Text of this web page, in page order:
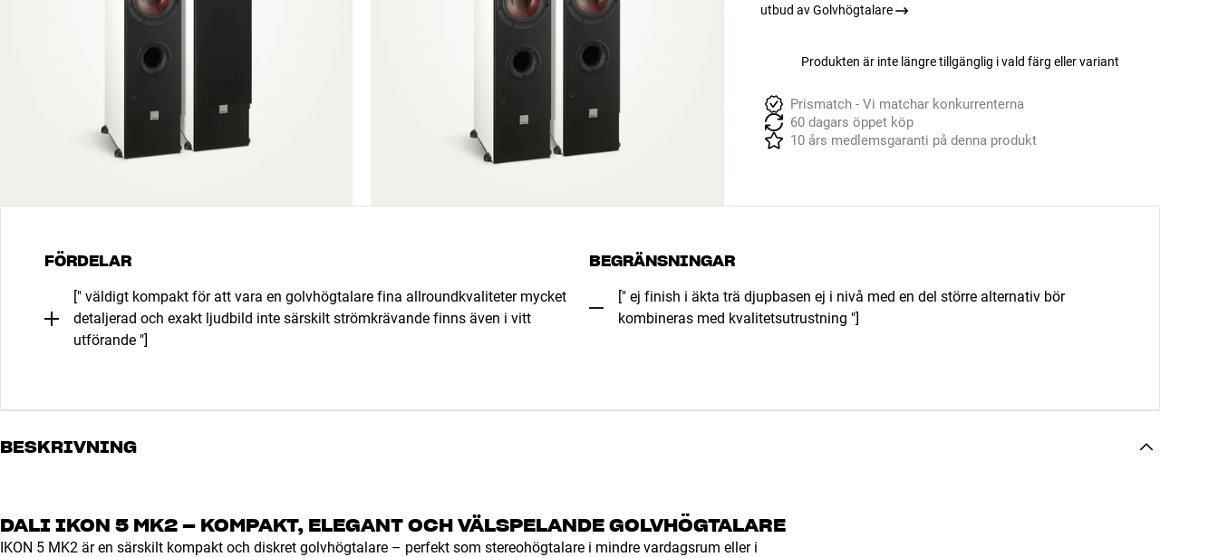
utbud av Golvhögtalare
Produkten är inte längre tillgänglig i vald färg eller variant
Prismatch - Vi matchar konkurrenterna
60 dagars öppet köp
10 års medlemsgaranti på denna produkt
FÖRDELAR
[" väldigt kompakt för att vara en golvhögtalare fina allroundkvaliteter mycket
detaljerad och exakt ljudbild inte särskilt strömkrävande finns även i vitt
utförande "]
BEGRÄNSNINGAR
[" ej finish i äkta trä djupbasen ej i nivå med en del större alternativ bör
kombineras med kvalitetsutrustning "]
BESKRIVNING
DALI IKON 5 MK2 – KOMPAKT, ELEGANT OCH VÄLSPELANDE GOLVHÖGTALARE
IKON 5 MK2 är en särskilt kompakt och diskret golvhögtalare – perfekt som stereohögtalare i mindre vardagsrum eller i